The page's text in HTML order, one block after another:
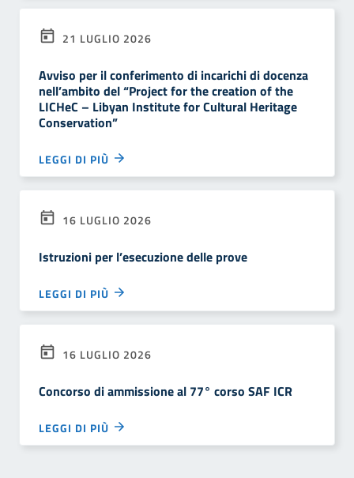
21 LUGLIO 2026
Avviso per il conferimento di incarichi di docenza
nell’ambito del “Project for the creation of the
LICHeC – Libyan Institute for Cultural Heritage
Conservation”
LEGGI DI PIÙ
16 LUGLIO 2026
Istruzioni per l’esecuzione delle prove
LEGGI DI PIÙ
16 LUGLIO 2026
Concorso di ammissione al 77° corso SAF ICR
LEGGI DI PIÙ